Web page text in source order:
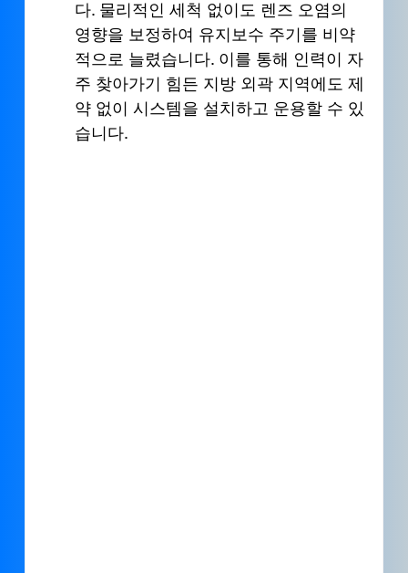
다. 물리적인 세척 없이도 렌즈 오염의
영향을 보정하여 유지보수 주기를 비약
적으로 늘렸습니다. 이를 통해 인력이 자
주 찾아가기 힘든 지방 외곽 지역에도 제
약 없이 시스템을 설치하고 운용할 수 있
습니다.